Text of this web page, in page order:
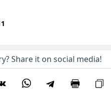
Share it on social media!